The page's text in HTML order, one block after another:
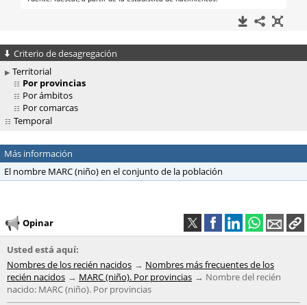
Criterio de desagregación
Territorial
Por provincias
Por ámbitos
Por comarcas
Temporal
Más información
El nombre MARC (niño) en el conjunto de la población
Opinar
Usted está aquí:
Nombres de los recién nacidos
Nombres más frecuentes de los
recién nacidos
MARC (niño). Por provincias
Nombre del recién
nacido: MARC (niño). Por provincias